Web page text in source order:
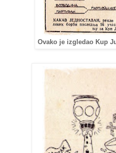
Ovako je izgledao Kup